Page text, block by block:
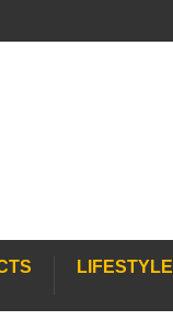
LIFESTYLE